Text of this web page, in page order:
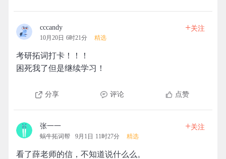
cccandy
10月20日 6时21分 精选
+关注
考研拓词打卡！！！
困死我了但是继续学习！
分享 评论 点赞
张一一
蜗牛拓词帮 9月1日 11时27分 精选
+关注
看了薛老师的信，不知道说什么么。